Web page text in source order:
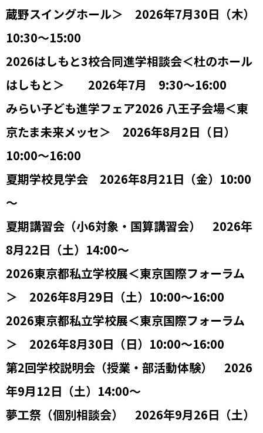
蔵野スイングホール＞ 2026年7月30日（木）
10:30～15:00
2026はしもと3校合同進学相談会＜杜のホール
はしもと＞ 2026年7月 9:30～16:00
みらい子ども進学フェア2026 八王子会場＜東
京たま未来メッセ＞ 2026年8月2日（日）
10:00～16:00
夏期学校見学会 2026年8月21日（金）10:00
～
夏期講習会（小6対象・国算講習会） 2026年
8月22日（土）14:00～
2026東京都私立学校展＜東京国際フォーラム
＞ 2026年8月29日（土）10:00～16:00
2026東京都私立学校展＜東京国際フォーラム
＞ 2026年8月30日（日）10:00～16:00
第2回学校説明会（授業・部活動体験） 2026
年9月12日（土）14:00～
夢工祭（個別相談会） 2026年9月26日（土）